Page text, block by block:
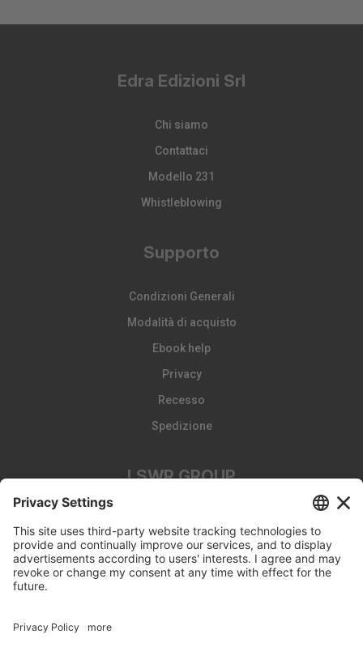
Edra Edizioni Srl
Chi siamo
Contattaci
Modello 231
Whistleblowing
Supporto
Condizioni Generali
Modalità di acquisto
Ebook help
Privacy
Recesso
Spedizione
LSWR GROUP
Edizioni EDRA
Edizioni LSWR